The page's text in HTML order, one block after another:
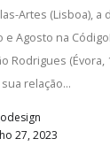
Artes (Lisboa),
e Agosto na
Rodrigues (Évora,
relação…
27, 2023